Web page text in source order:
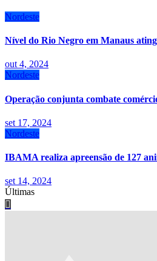
Nordeste
Nível do Rio Negro em Manaus
out 4, 2024
Nordeste
Operação conjunta combate
set 17, 2024
Nordeste
IBAMA realiza apreensão de 127
set 14, 2024
Últimas